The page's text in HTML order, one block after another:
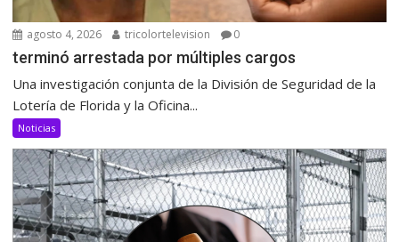
agosto 4, 2026 tricolortelevision 0
terminó arrestada por múltiples cargos
Una investigación conjunta de la División de Seguridad de la
Lotería de Florida y la Oficina...
Noticias